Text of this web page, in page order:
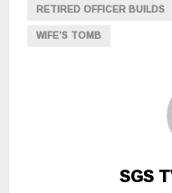
RETIRED OFFICER BUILDS
WIFE’S TOMB
SGS